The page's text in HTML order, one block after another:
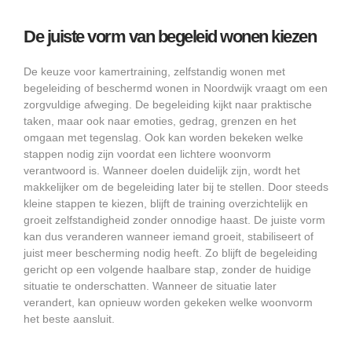
De juiste vorm van begeleid wonen kiezen
De keuze voor kamertraining, zelfstandig wonen met
begeleiding of beschermd wonen in Noordwijk vraagt om een
zorgvuldige afweging. De begeleiding kijkt naar praktische
taken, maar ook naar emoties, gedrag, grenzen en het
omgaan met tegenslag. Ook kan worden bekeken welke
stappen nodig zijn voordat een lichtere woonvorm
verantwoord is. Wanneer doelen duidelijk zijn, wordt het
makkelijker om de begeleiding later bij te stellen. Door steeds
kleine stappen te kiezen, blijft de training overzichtelijk en
groeit zelfstandigheid zonder onnodige haast. De juiste vorm
kan dus veranderen wanneer iemand groeit, stabiliseert of
juist meer bescherming nodig heeft. Zo blijft de begeleiding
gericht op een volgende haalbare stap, zonder de huidige
situatie te onderschatten. Wanneer de situatie later
verandert, kan opnieuw worden gekeken welke woonvorm
het beste aansluit.